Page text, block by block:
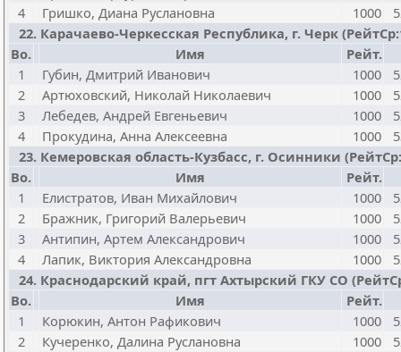
4
Гришко, Диана Руслановна 1000
22. Карачаево-Черкесская Республика, г. Черк
Bo.
Имя
Рейт.
1
Губин, Дмитрий Иванович 1000
2
Артюховский, Николай Николаевич 1000
3
Лебедев, Андрей Евгеньевич 1000
4
Прокудина, Анна Алексеевна 1000
23. Кемеровская область-Кузбасс, г. Осинники
Bo.
Имя
Рейт.
1
Елистратов, Иван Михайлович 1000
2
Бражник, Григорий Валерьевич 1000
3
Антипин, Артем Александрович 1000
4
Лапик, Виктория Александровна 1000
24. Краснодарский край, пгт Ахтырский ГКУ СО
Bo.
Имя
Рейт.
1
Корюкин, Антон Рафикович 1000
2
Кучеренко, Далина Руслановна 1000